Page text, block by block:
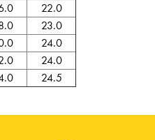
22.0
23.0
24.0
24.0
24.5